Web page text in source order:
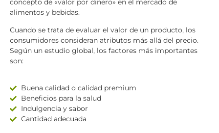
concepto de «valor por dinero» en el mercado de
alimentos y bebidas.
Cuando se trata de evaluar el valor de un producto, los
consumidores consideran atributos más allá del precio.
Según un estudio global, los factores más importantes
son:
Buena calidad o calidad premium
Beneficios para la salud
Indulgencia y sabor
Cantidad adecuada